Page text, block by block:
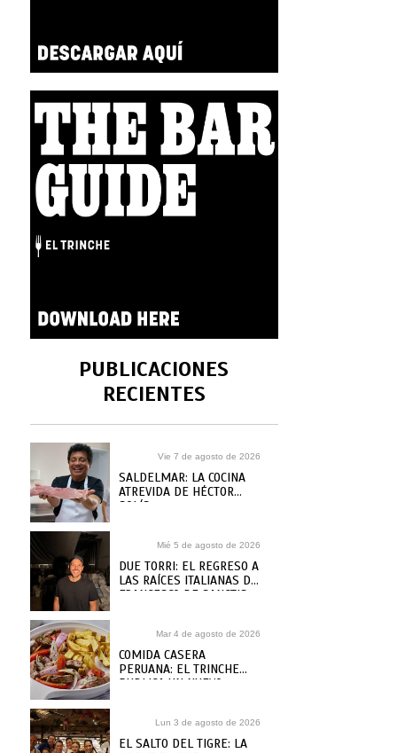
PUBLICACIONES
RECIENTES
Vie 7 de agosto de 2026
SALDELMAR: LA COCINA
ATREVIDA DE HÉCTOR
SOLÍS
Mié 5 de agosto de 2026
DUE TORRI: EL REGRESO A
LAS RAÍCES ITALIANAS DE
FRANCESCO DE SANCTIS
Mar 4 de agosto de 2026
COMIDA CASERA
PERUANA: EL TRINCHE
PUBLICA UN NUEVO
Lun 3 de agosto de 2026
EL SALTO DEL TIGRE: LA